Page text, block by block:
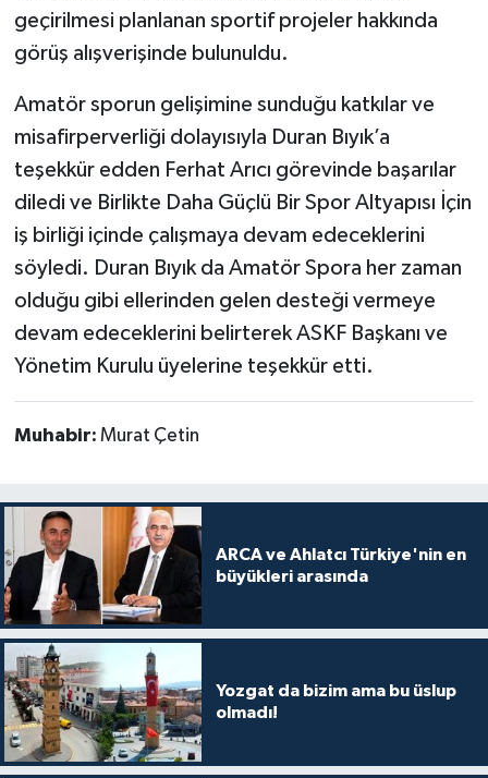
geçirilmesi planlanan sportif projeler hakkında
görüş alışverişinde bulunuldu.
Amatör sporun gelişimine sunduğu katkılar ve
misafirperverliği dolayısıyla Duran Bıyık’a
teşekkür edden Ferhat Arıcı görevinde başarılar
diledi ve Birlikte Daha Güçlü Bir Spor Altyapısı İçin
iş birliği içinde çalışmaya devam edeceklerini
söyledi. Duran Bıyık da Amatör Spora her zaman
olduğu gibi ellerinden gelen desteği vermeye
devam edeceklerini belirterek ASKF Başkanı ve
Yönetim Kurulu üyelerine teşekkür etti.
Muhabir: Murat Çetin
ARCA ve Ahlatcı Türkiye'nin en
büyükleri arasında
Yozgat da bizim ama bu üslup
olmadı!